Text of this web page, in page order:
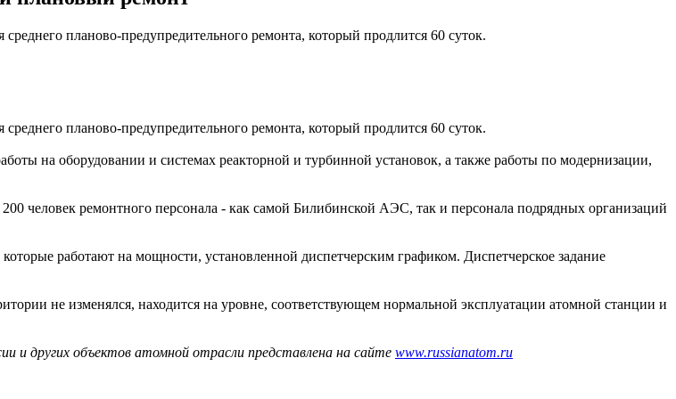
планово-предупредительного ремонта, который продлится 60 суток.
планово-предупредительного ремонта, который продлится 60 суток.
на оборудовании и системах реакторной и турбинной установок, а также работы по модернизации,
человек ремонтного персонала - как самой Билибинской АЭС, так и персонала подрядных организаций
работают на мощности, установленной диспетчерским графиком. Диспетчерское задание
не изменялся, находится на уровне, соответствующем нормальной эксплуатации атомной станции и
и других объектов атомной отрасли представлена на сайте www.russianatom.ru